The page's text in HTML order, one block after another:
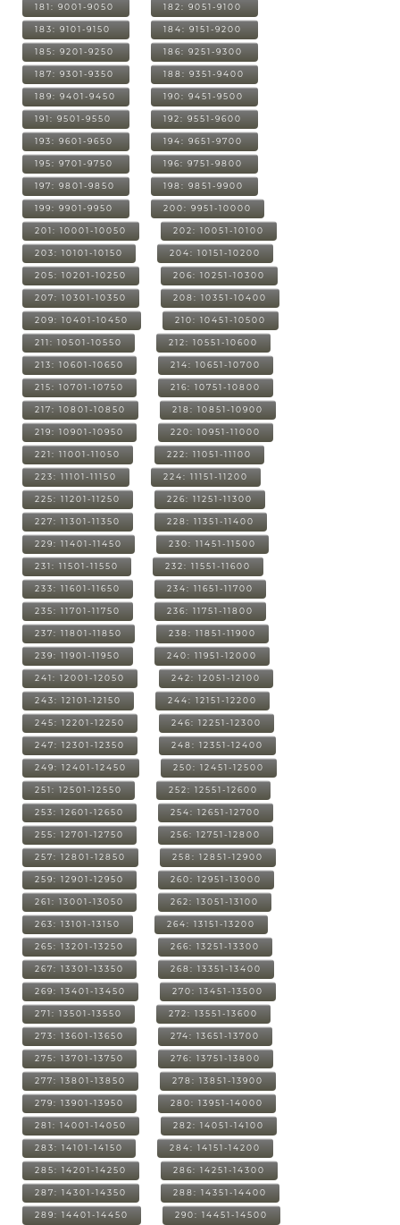
181: 9001-9050 182: 9051-9100
183: 9101-9150 184: 9151-9200
185: 9201-9250 186: 9251-9300
187: 9301-9350 188: 9351-9400
189: 9401-9450 190: 9451-9500
191: 9501-9550 192: 9551-9600
193: 9601-9650 194: 9651-9700
195: 9701-9750 196: 9751-9800
197: 9801-9850 198: 9851-9900
199: 9901-9950 200: 9951-10000
201: 10001-10050 202: 10051-10100
203: 10101-10150 204: 10151-10200
205: 10201-10250 206: 10251-10300
207: 10301-10350 208: 10351-10400
209: 10401-10450 210: 10451-10500
211: 10501-10550 212: 10551-10600
213: 10601-10650 214: 10651-10700
215: 10701-10750 216: 10751-10800
217: 10801-10850 218: 10851-10900
219: 10901-10950 220: 10951-11000
221: 11001-11050 222: 11051-11100
223: 11101-11150 224: 11151-11200
225: 11201-11250 226: 11251-11300
227: 11301-11350 228: 11351-11400
229: 11401-11450 230: 11451-11500
231: 11501-11550 232: 11551-11600
233: 11601-11650 234: 11651-11700
235: 11701-11750 236: 11751-11800
237: 11801-11850 238: 11851-11900
239: 11901-11950 240: 11951-12000
241: 12001-12050 242: 12051-12100
243: 12101-12150 244: 12151-12200
245: 12201-12250 246: 12251-12300
247: 12301-12350 248: 12351-12400
249: 12401-12450 250: 12451-12500
251: 12501-12550 252: 12551-12600
253: 12601-12650 254: 12651-12700
255: 12701-12750 256: 12751-12800
257: 12801-12850 258: 12851-12900
259: 12901-12950 260: 12951-13000
261: 13001-13050 262: 13051-13100
263: 13101-13150 264: 13151-13200
265: 13201-13250 266: 13251-13300
267: 13301-13350 268: 13351-13400
269: 13401-13450 270: 13451-13500
271: 13501-13550 272: 13551-13600
273: 13601-13650 274: 13651-13700
275: 13701-13750 276: 13751-13800
277: 13801-13850 278: 13851-13900
279: 13901-13950 280: 13951-14000
281: 14001-14050 282: 14051-14100
283: 14101-14150 284: 14151-14200
285: 14201-14250 286: 14251-14300
287: 14301-14350 288: 14351-14400
289: 14401-14450 290: 14451-14500